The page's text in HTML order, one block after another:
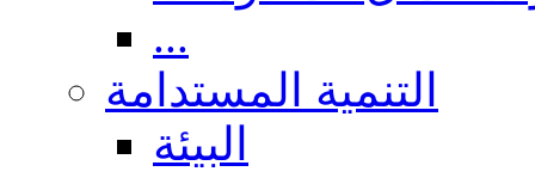
...
التنمية المستدامة
البيئة